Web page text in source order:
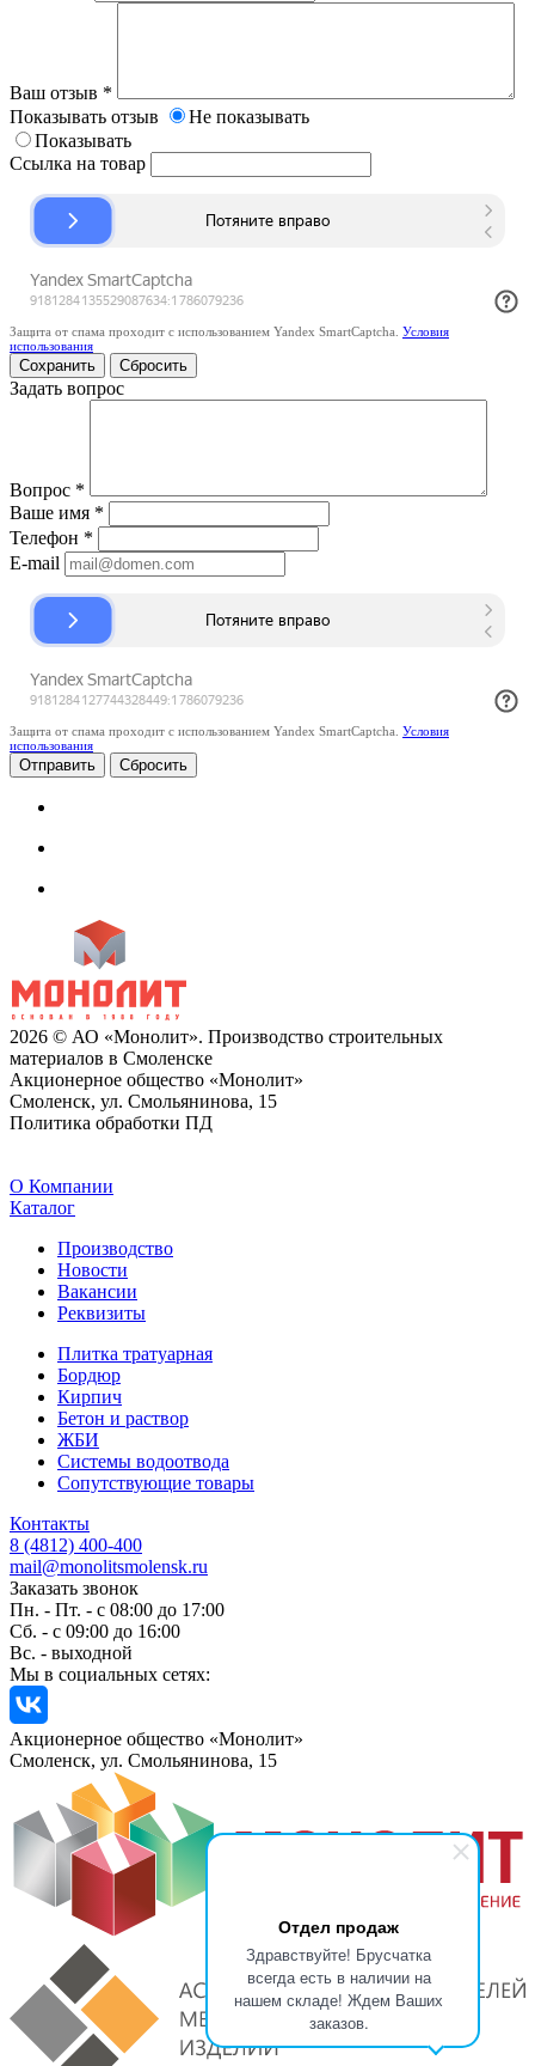
Отдел продаж
Здравствуйте! Брусчатка
всегда есть в наличии на
нашем складе! Ждем Ваших
заказов.
Ваш отзыв *
Показывать отзыв
Не показывать
Показывать
Ссылка на товар
Защита от спама проходит с использованием Yandex SmartCaptcha. Условия
использования
Сбросить
Задать вопрос
Вопрос *
Ваше имя *
Телефон *
E-mail
Защита от спама проходит с использованием Yandex SmartCaptcha. Условия
использования
Сбросить
2026 © АО «Монолит». Производство строительных
материалов в Смоленске
Акционерное общество «Монолит»
Смоленск, ул. Смольянинова, 15
Политика обработки ПД
O Компании
Каталог
Производство
Новости
Вакансии
Реквизиты
Плитка тратуарная
Бордюр
Кирпич
Бетон и раствор
ЖБИ
Системы водоотвода
Сопутствующие товары
Контакты
8 (4812) 400-400
mail@monolitsmolensk.ru
Заказать звонок
Пн. - Пт. - с 08:00 до 17:00
Сб. - с 09:00 до 16:00
Вс. - выходной
Мы в социальных сетях:
Акционерное общество «Монолит»
Смоленск, ул. Смольянинова, 15